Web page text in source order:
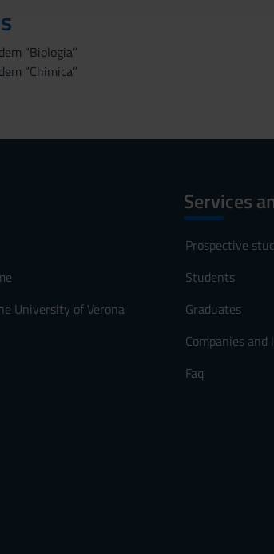
“Biologia”
“Chimica”​
University of Verona
Services
Prospective
Students
Graduates
Companies
Faq